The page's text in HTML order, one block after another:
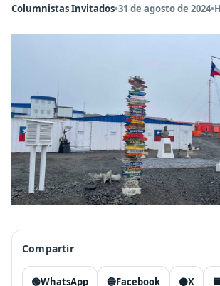
Columnistas Invitados•31 de agosto de 2024•
Compartir
🟢WhatsApp 🔵Facebook ⚫X